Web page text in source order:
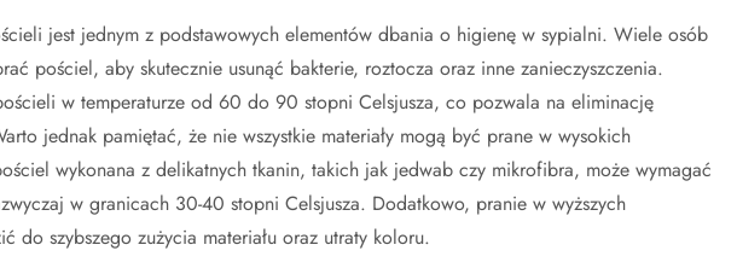
jest jednym z podstawowych elementów dbania o higienę w sypialni. Wiele osób
pościel, aby skutecznie usunąć bakterie, roztocza oraz inne zanieczyszczenia.
w temperaturze od 60 do 90 stopni Celsjusza, co pozwala na eliminację
jednak pamiętać, że nie wszystkie materiały mogą być prane w wysokich
wykonana z delikatnych tkanin, takich jak jedwab czy mikrofibra, może wymagać
w granicach 30-40 stopni Celsjusza. Dodatkowo, pranie w wyższych
do szybszego zużycia materiału oraz utraty koloru.